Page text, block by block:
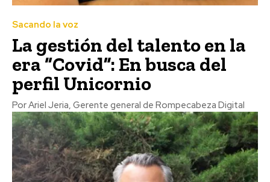
Sacando la voz
La gestión del talento en la
era “Covid”: En busca del
perfil Unicornio
Por Ariel Jeria, Gerente general de Rompecabeza Digital